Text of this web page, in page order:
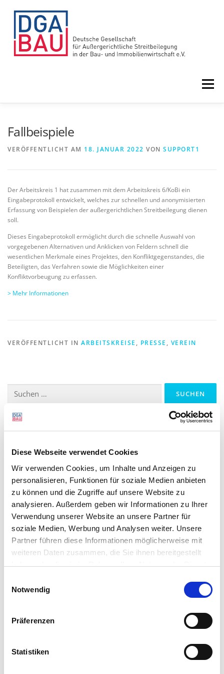
Diese Webseite verwendet Cookies
Wir verwenden Cookies, um Inhalte und Anzeigen zu
personalisieren, Funktionen für soziale Medien anbieten
zu können und die Zugriffe auf unsere Website zu
analysieren. Außerdem geben wir Informationen zu Ihrer
Verwendung unserer Website an unsere Partner für
soziale Medien, Werbung und Analysen weiter. Unsere
Partner führen diese Informationen möglicherweise mit
weiteren Daten zusammen, die Sie ihnen bereitgestellt
haben oder die sie im Rahmen Ihrer Nutzung der Dienste
Cookies, wenn Sie unsere Webseite weiterhin nutzen.
Notwendig
Präferenzen
Statistiken
Menü
Fallbeispiele
VERÖFFENTLICHT AM 18. JANUAR 2022 VON SUPPORT1
Der Arbeitskreis 1 hat zusammen mit dem Arbeitskreis 6/KoBi ein
Eingabeprotokoll entwickelt, welches zur schnellen und anonymisierten
Erfassung von Beispielen der außergerichtlichen Streitbeilegung dienen
soll.
Dieses Eingabeprotokoll ermöglicht durch die schnelle Auswahl von
vorgegebenen Alternativen und Anklicken von Feldern schnell die
wesentlichen Merkmale eines Projektes, den Konfliktgegenstandes, die
Beteiligten, das Verfahren sowie die Möglichkeiten einer
Konfliktvorbeugung zu erfassen.
> Mehr Informationen
VERÖFFENTLICHT IN ARBEITSKREISE , PRESSE , VEREIN
nach:
UNSERE LEISTUNGEN
Verfahrensfinder
Mitglied oder Streitlöser werden
MEHR ZUM THEMA …
AHO
Kongresse
Weiterbildung